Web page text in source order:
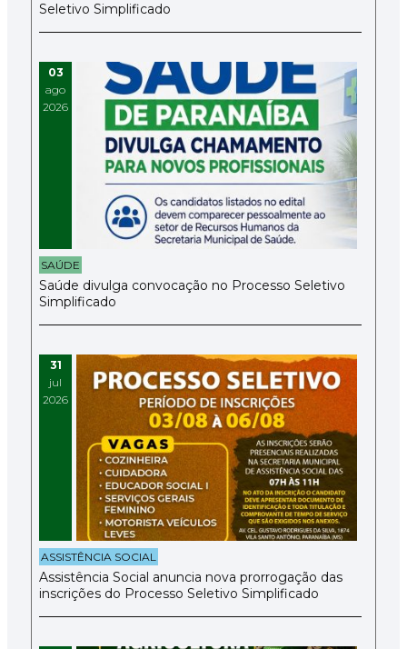
Seletivo Simplificado
03
ago
2026
SAÚDE
Saúde divulga convocação no Processo Seletivo
Simplificado
31
jul
2026
ASSISTÊNCIA SOCIAL
Assistência Social anuncia nova prorrogação das
inscrições do Processo Seletivo Simplificado